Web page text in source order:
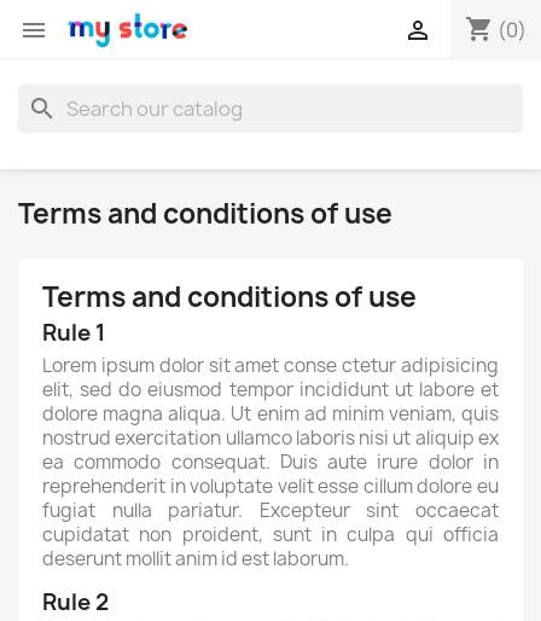
 shopping_cart (0)

search
Terms and conditions of use
Terms and conditions of use
Rule 1
Lorem ipsum dolor sit amet conse ctetur adipisicing
elit, sed do eiusmod tempor incididunt ut labore et
dolore magna aliqua. Ut enim ad minim veniam, quis
nostrud exercitation ullamco laboris nisi ut aliquip ex
ea commodo consequat. Duis aute irure dolor in
reprehenderit in voluptate velit esse cillum dolore eu
fugiat nulla pariatur. Excepteur sint occaecat
cupidatat non proident, sunt in culpa qui officia
deserunt mollit anim id est laborum.
Rule 2